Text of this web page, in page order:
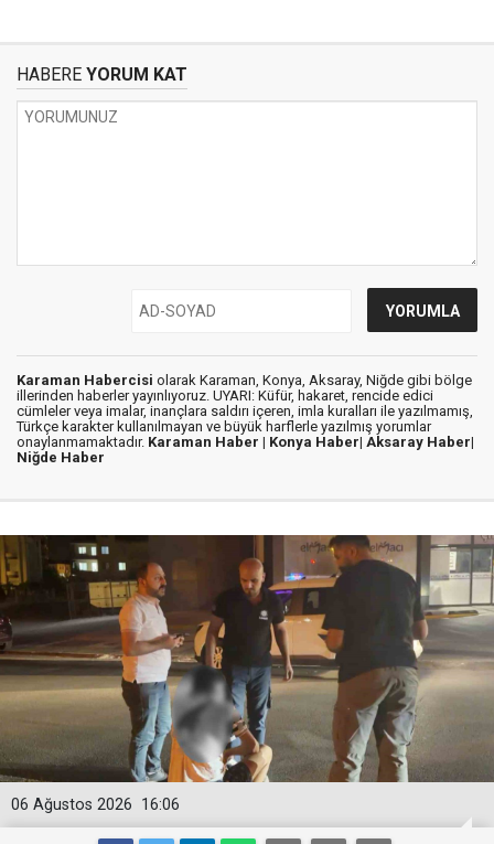
HABERE YORUM KAT
Karaman Habercisi olarak Karaman, Konya, Aksaray, Niğde gibi bölge
illerinden haberler yayınlıyoruz. UYARI: Küfür, hakaret, rencide edici
cümleler veya imalar, inançlara saldırı içeren, imla kuralları ile yazılmamış,
Türkçe karakter kullanılmayan ve büyük harflerle yazılmış yorumlar
onaylanmamaktadır. Karaman Haber | Konya Haber| Aksaray Haber|
Niğde Haber
16:06
06 Ağustos 2026